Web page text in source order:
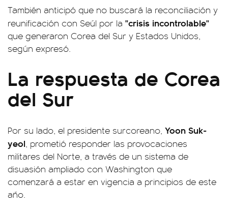
También anticipó que no buscará la reconciliación y
reunificación con Seúl por la "crisis incontrolable"
que generaron Corea del Sur y Estados Unidos,
según expresó.
La respuesta de Corea
del Sur
Por su lado, el presidente surcoreano, Yoon Suk-
yeol, prometió responder las provocaciones
militares del Norte, a través de un sistema de
disuasión ampliado con Washington que
comenzará a estar en vigencia a principios de este
año.